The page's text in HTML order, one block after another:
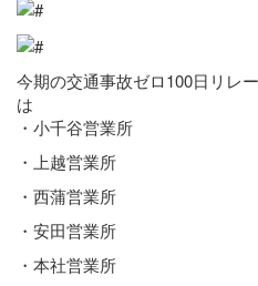
今期の交通事故ゼロ100日リレ
は
・小千谷営業所
・上越営業所
・西蒲営業所
・安田営業所
・本社営業所